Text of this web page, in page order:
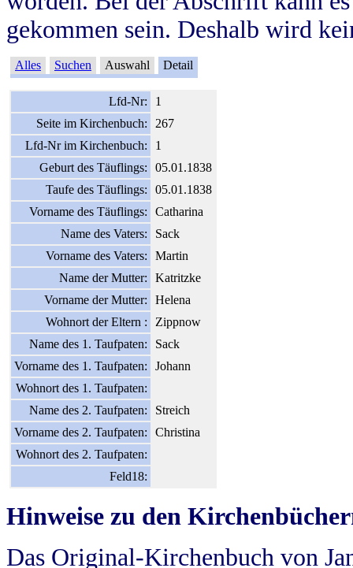
gekommen sein. Deshalb wird
Alles Suchen Auswahl Detail
Lfd-Nr:
1
Seite im Kirchenbuch:
267
Lfd-Nr im Kirchenbuch:
1
Geburt des Täuflings:
05.01.1838
Taufe des Täuflings:
05.01.1838
Vorname des Täuflings:
Catharina
Name des Vaters:
Sack
Vorname des Vaters:
Martin
Name der Mutter:
Katritzke
Vorname der Mutter:
Helena
Wohnort der Eltern :
Zippnow
Name des 1. Taufpaten:
Sack
Vorname des 1. Taufpaten:
Johann
Wohnort des 1. Taufpaten:
Name des 2. Taufpaten:
Streich
Vorname des 2. Taufpaten:
Christina
Wohnort des 2. Taufpaten:
Feld18:
Hinweise zu den
Das Original-Kirchenbuch von